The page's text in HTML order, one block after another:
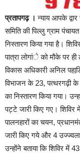
प्रतापगढ़ । न्याय आपके
समिति की पिल्लु ग्राम
निस्तारण किया गया है।
पात्रा लोगांे को मौके पर ही
विकास अधिकारी अनिल
विभाजन के 23, पत्थरगढ़ी के
का निस्तारण किया गया।
पट्टे जारी किए गए। शिविर
पालनहारों का चयन,
जारी किए गये और 4
उन्होंने बताया कि शिविर में